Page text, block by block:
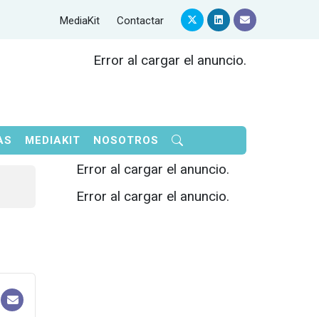
MediaKit Contactar
Error al cargar el anuncio.
MEDIAKIT NOSOTROS
Error al cargar el anuncio.
Error al cargar el anuncio.